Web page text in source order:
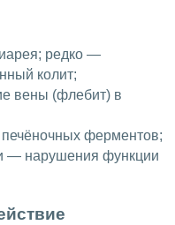
редко —
колит;
вены (флебит) в
ферментов;
— нарушения функции